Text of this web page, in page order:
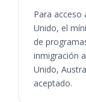
Para acceso
Unido, el
de
inmigración
Unido,
aceptado.